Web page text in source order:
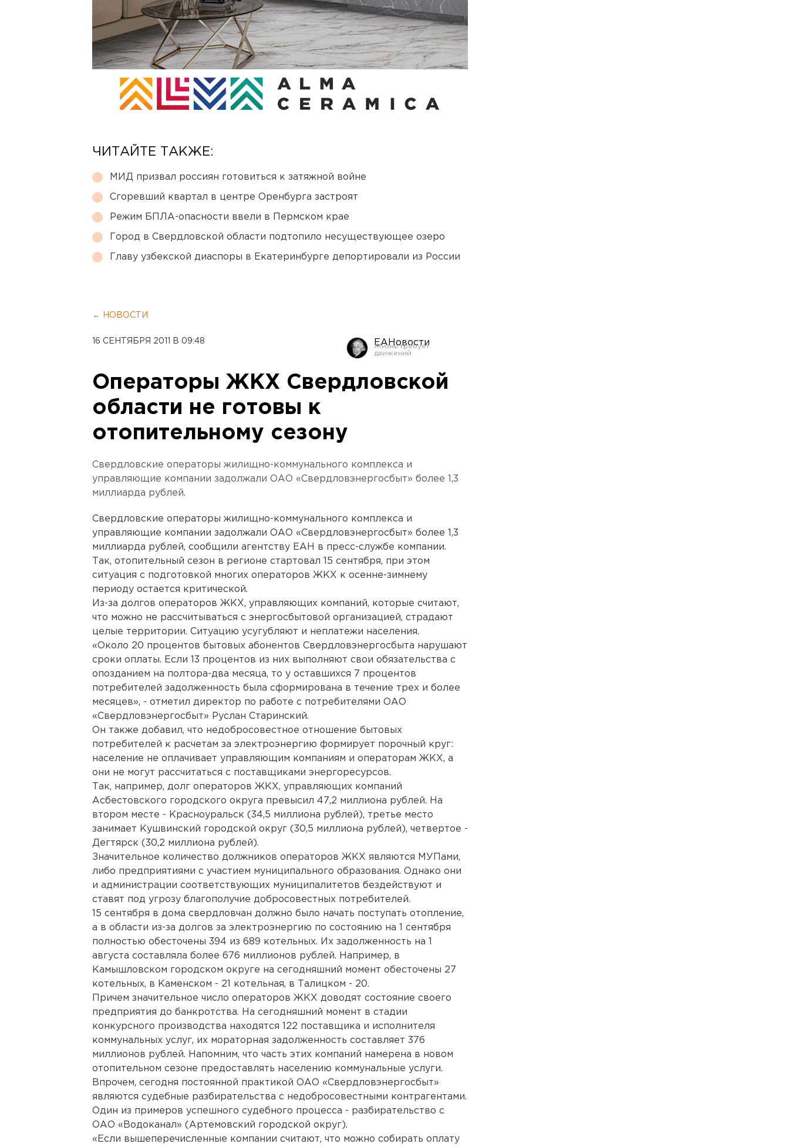
ЧИТАЙТЕ ТАКЖЕ:
МИД призвал россиян готовиться к затяжной войне
Сгоревший квартал в центре Оренбурга застроят
Режим БПЛА-опасности ввели в Пермском крае
Город в Свердловской области подтопило несуществующее озеро
Главу узбекской диаспоры в Екатеринбурге депортировали из России
← НОВОСТИ
16 СЕНТЯБРЯ 2011 В 09:48 ЕАНовости
Операторы ЖКХ Свердловской
области не готовы к
отопительному сезону
Свердловские операторы жилищно-коммунального комплекса и
управляющие компании задолжали ОАО «Свердловэнергосбыт» более 1,3
миллиарда рублей.
Свердловские операторы жилищно-коммунального комплекса и
управляющие компании задолжали ОАО «Свердловэнергосбыт» более 1,3
миллиарда рублей, сообщили агентству ЕАН в пресс-службе компании.
Так, отопительный сезон в регионе стартовал 15 сентября, при этом
ситуация с подготовкой многих операторов ЖКХ к осенне-зимнему
периоду остается критической.
Из-за долгов операторов ЖКХ, управляющих компаний, которые считают,
что можно не рассчитываться с энергосбытовой организацией, страдают
целые территории. Ситуацию усугубляют и неплатежи населения.
«Около 20 процентов бытовых абонентов Свердловэнергосбыта нарушают
сроки оплаты. Если 13 процентов из них выполняют свои обязательства с
опозданием на полтора-два месяца, то у оставшихся 7 процентов
потребителей задолженность была сформирована в течение трех и более
месяцев», - отметил директор по работе с потребителями ОАО
«Свердловэнергосбыт» Руслан Старинский.
Он также добавил, что недобросовестное отношение бытовых
потребителей к расчетам за электроэнергию формирует порочный круг:
население не оплачивает управляющим компаниям и операторам ЖКХ, а
они не могут рассчитаться с поставщиками энергоресурсов.
Так, например, долг операторов ЖКХ, управляющих компаний
Асбестовского городского округа превысил 47,2 миллиона рублей. На
втором месте - Красноуральск (34,5 миллиона рублей), третье место
занимает Кушвинский городской округ (30,5 миллиона рублей), четвертое -
Дегтярск (30,2 миллиона рублей).
Значительное количество должников операторов ЖКХ являются МУПами,
либо предприятиями с участием муниципального образования. Однако они
и администрации соответствующих муниципалитетов бездействуют и
ставят под угрозу благополучие добросовестных потребителей.
15 сентября в дома свердловчан должно было начать поступать отопление,
а в области из-за долгов за электроэнергию по состоянию на 1 сентября
полностью обесточены 394 из 689 котельных. Их задолженность на 1
августа составляла более 676 миллионов рублей. Например, в
Камышловском городском округе на сегодняшний момент обесточены 27
котельных, в Каменском - 21 котельная, в Талицком - 20.
Причем значительное число операторов ЖКХ доводят состояние своего
предприятия до банкротства. На сегодняшний момент в стадии
конкурсного производства находятся 122 поставщика и исполнителя
коммунальных услуг, их мораторная задолженность составляет 376
миллионов рублей. Напомним, что часть этих компаний намерена в новом
отопительном сезоне предоставлять населению коммунальные услуги.
Впрочем, сегодня постоянной практикой ОАО «Свердловэнергосбыт»
являются судебные разбирательства с недобросовестными контрагентами.
Один из примеров успешного судебного процесса - разбирательство с
ОАО «Водоканал» (Артемовский городской округ).
«Если вышеперечисленные компании считают, что можно собирать оплату